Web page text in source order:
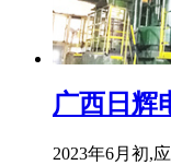
广西日辉
2023年6月初,